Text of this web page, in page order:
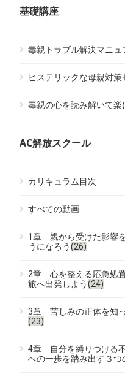
基礎講座
毒親トラブル解決マニュ
ヒステリックな母親対策
毒親の心を読み解いて楽
AC解放スクール
カリキュラム目次
すべての動画
1章 親から受けた影響
うになろう(26)
2章 心を整える応急処
旅へ出発しよう(24)
3章 苦しみの正体を知
(23)
4章 自分を縛りつける
への一歩を踏み出す３つ